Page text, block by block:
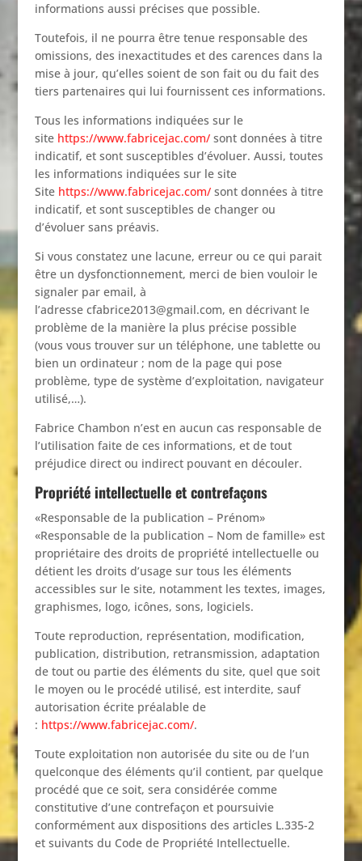
informations aussi précises que possible.
Toutefois, il ne pourra être tenue responsable des
omissions, des inexactitudes et des carences dans la
mise à jour, qu’elles soient de son fait ou du fait des
tiers partenaires qui lui fournissent ces informations.
Tous les informations indiquées sur le
site https://www.fabricejac.com/sont données à titre
indicatif, et sont susceptibles d’évoluer. Aussi, toutes
les informations indiquées sur le site
Site https://www.fabricejac.com/sont données à titre
indicatif, et sont susceptibles de changer ou
d’évoluer sans préavis.
Si vous constatez une lacune, erreur ou ce qui parait
être un dysfonctionnement, merci de bien vouloir le
signaler par email, à
l’adresse cfabrice2013@gmail.com, en décrivant le
problème de la manière la plus précise possible
(vous vous trouver sur un téléphone, une tablette ou
bien un ordinateur ; nom de la page qui pose
problème, type de système d’exploitation, navigateur
utilisé,…).
Fabrice Chambon n’est en aucun cas responsable de
l’utilisation faite de ces informations, et de tout
préjudice direct ou indirect pouvant en découler.
Propriété intellectuelle et contrefaçons
«Responsable de la publication – Prénom»
«Responsable de la publication – Nom de famille» est
propriétaire des droits de propriété intellectuelle ou
détient les droits d’usage sur tous les éléments
accessibles sur le site, notamment les textes, images,
graphismes, logo, icônes, sons, logiciels.
Toute reproduction, représentation, modification,
publication, distribution, retransmission, adaptation
de tout ou partie des éléments du site, quel que soit
le moyen ou le procédé utilisé, est interdite, sauf
autorisation écrite préalable de
: https://www.fabricejac.com/.
Toute exploitation non autorisée du site ou de l’un
quelconque des éléments qu’il contient, par quelque
procédé que ce soit, sera considérée comme
constitutive d’une contrefaçon et poursuivie
conformément aux dispositions des articles L.335-2
et suivants du Code de Propriété Intellectuelle.